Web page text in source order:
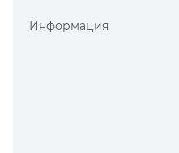
Информация